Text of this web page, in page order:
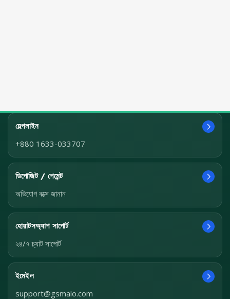
হেল্পলাইন
+880 1633-033707
ডিপোজিট / পেমেন্ট
অভিযোগ বক্সে জানান
হোয়াটসঅ্যাপ সাপোর্ট
২৪/৭ চ্যাট সাপোর্ট
ইমেইল
support@gsmalo.com